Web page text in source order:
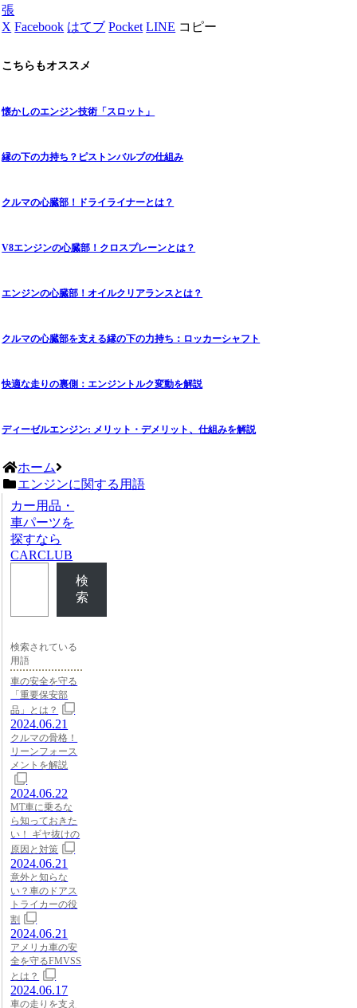
張
X Facebook はてブ Pocket LINE コピー
こちらもオススメ
懐かしのエンジン技術「スロット」
縁の下の力持ち？ピストンバルブの仕組み
クルマの心臓部！ドライライナーとは？
V8エンジンの心臓部！クロスプレーンとは？
エンジンの心臓部！オイルクリアランスとは？
クルマの心臓部を支える縁の下の力持ち：ロッカーシャフト
快適な走りの裏側：エンジントルク変動を解説
ディーゼルエンジン: メリット・デメリット、仕組みを解説
ホーム
エンジンに関する用語
カー用品・
車パーツを
探すなら
CARCLUB
検
索
検索されている
用語
車の安全を守る
「重要保安部
品」とは？
2024.06.21
クルマの骨格！
リーンフォース
メントを解説
2024.06.22
MT車に乗るな
ら知っておきた
い！ ギヤ抜けの
原因と対策
2024.06.21
意外と知らな
い？車のドアス
トライカーの役
割
2024.06.21
アメリカ車の安
全を守るFMVSS
とは？
2024.06.17
車の走りを支え